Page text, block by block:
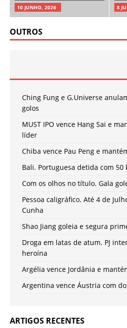
10 JUNHO, 2026 8
OUTROS
Ching Fung e G.Universe
golos
MUST IPO vence Hang Sai e
líder
Chiba vence Pau Peng e
Bali. Portuguesa detida com 50
Com os olhos no título. Gala
Pessoa caligráfico. Até 4 de
Cunha
Shao Jiang goleia e segura
Droga em latas de atum. PJ
heroína
Argélia vence Jordânia e
Argentina vence Áustria com
ARTIGOS RECENTES